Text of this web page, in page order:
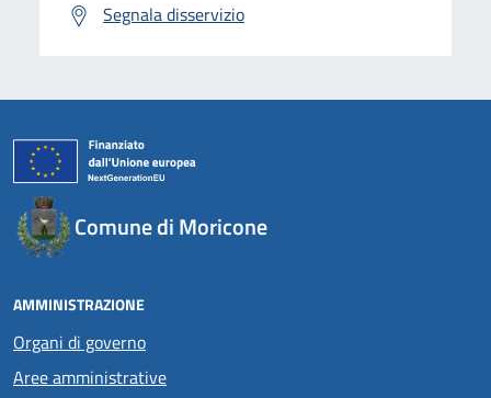
Segnala disservizio
Comune di Moricone
AMMINISTRAZIONE
Organi di governo
Aree amministrative